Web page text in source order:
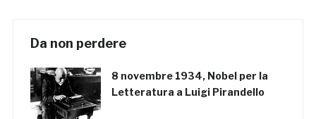
Da non perdere
8 novembre 1934, Nobel per la
Letteratura a Luigi Pirandello